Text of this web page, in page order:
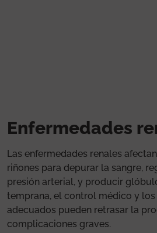
Enfermedades
Las enfermedades renales
riñones para depurar la sangre,
presión arterial, y producir
temprana, el control médico y
adecuados pueden retrasar la
complicaciones graves.